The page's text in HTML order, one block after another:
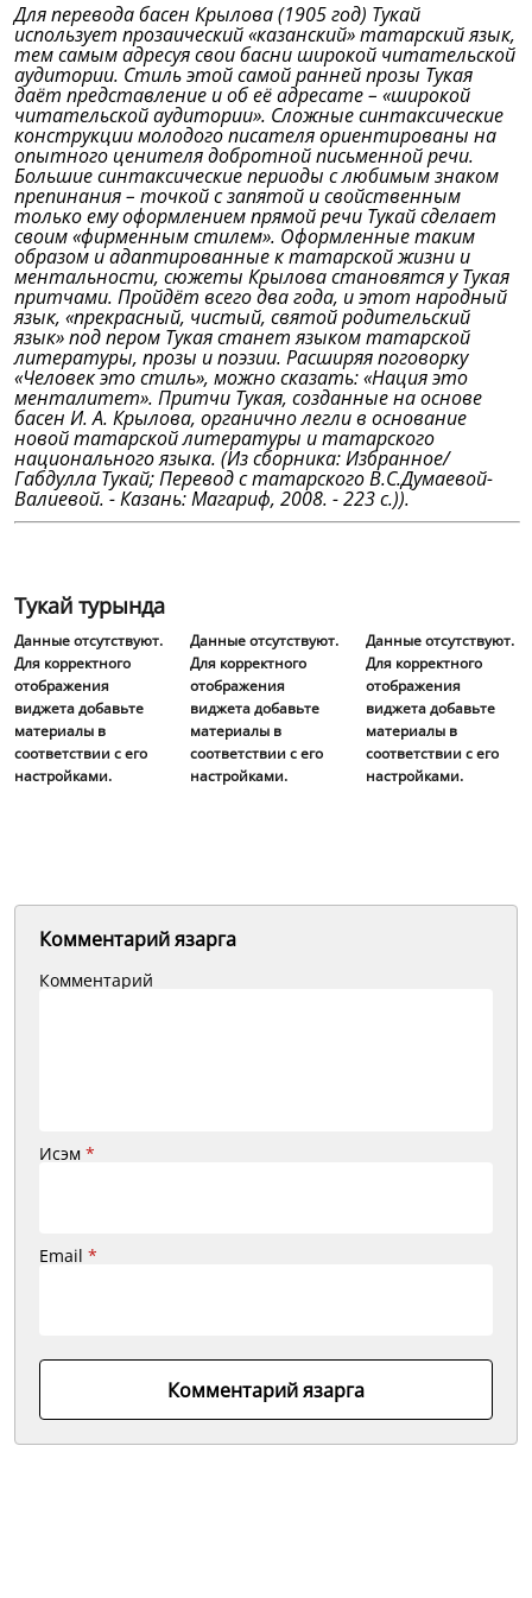
Для перевода басен Крылова (1905 год) Тукай
использует прозаический «казанский» татарский язык,
тем самым адресуя свои басни широкой читательской
аудитории. Стиль этой самой ранней прозы Тукая
даёт представление и об её адресате – «широкой
читательской аудитории». Сложные синтаксические
конструкции молодого писателя ориентированы на
опытного ценителя добротной письменной речи.
Большие синтаксические периоды с любимым знаком
препинания – точкой с запятой и свойственным
только ему оформлением прямой речи Тукай сделает
своим «фирменным стилем». Оформленные таким
образом и адаптированные к татарской жизни и
ментальности, сюжеты Крылова становятся у Тукая
притчами. Пройдёт всего два года, и этот народный
язык, «прекрасный, чистый, святой родительский
язык» под пером Тукая станет языком татарской
литературы, прозы и поэзии. Расширяя поговорку
«Человек это стиль», можно сказать: «Нация это
менталитет». Притчи Тукая, созданные на основе
басен И. А. Крылова, органично легли в основание
новой татарской литературы и татарского
национального языка. (Из сборника: Избранное/
Габдулла Тукай; Перевод с татарского В.С.Думаевой-
Валиевой. - Казань: Магариф, 2008. - 223 с.)).
Тукай турында
Данные отсутствуют.
Для корректного
отображения
виджета добавьте
материалы в
соответствии с его
настройками.
Данные отсутствуют.
Для корректного
отображения
виджета добавьте
материалы в
соответствии с его
настройками.
Данные отсутствуют.
Для корректного
отображения
виджета добавьте
материалы в
соответствии с его
настройками.
Комментарий язарга
Комментарий
Исэм *
Email *
Комментарий язарга